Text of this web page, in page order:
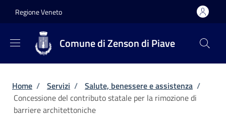
Regione Veneto
Comune di Zenson di Piave
Briciole di pane
Home / Servizi / Salute, benessere e assistenza /
Concessione del contributo statale per la rimozione di
barriere architettoniche